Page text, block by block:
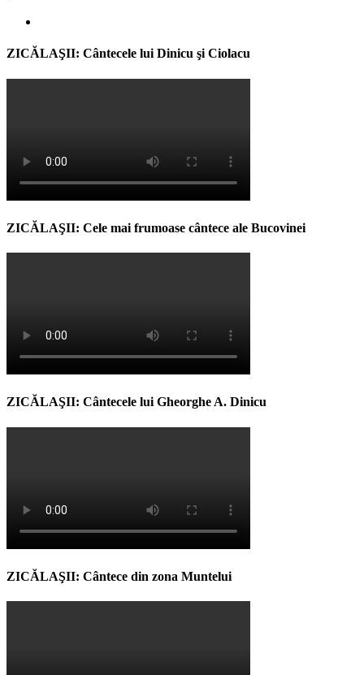
ZICĂLAŞII: Cântecele lui Dinicu şi Ciolacu
ZICĂLAŞII: Cele mai frumoase cântece ale Bucovinei
ZICĂLAŞII: Cântecele lui Gheorghe A. Dinicu
ZICĂLAŞII: Cântece din zona Muntelui